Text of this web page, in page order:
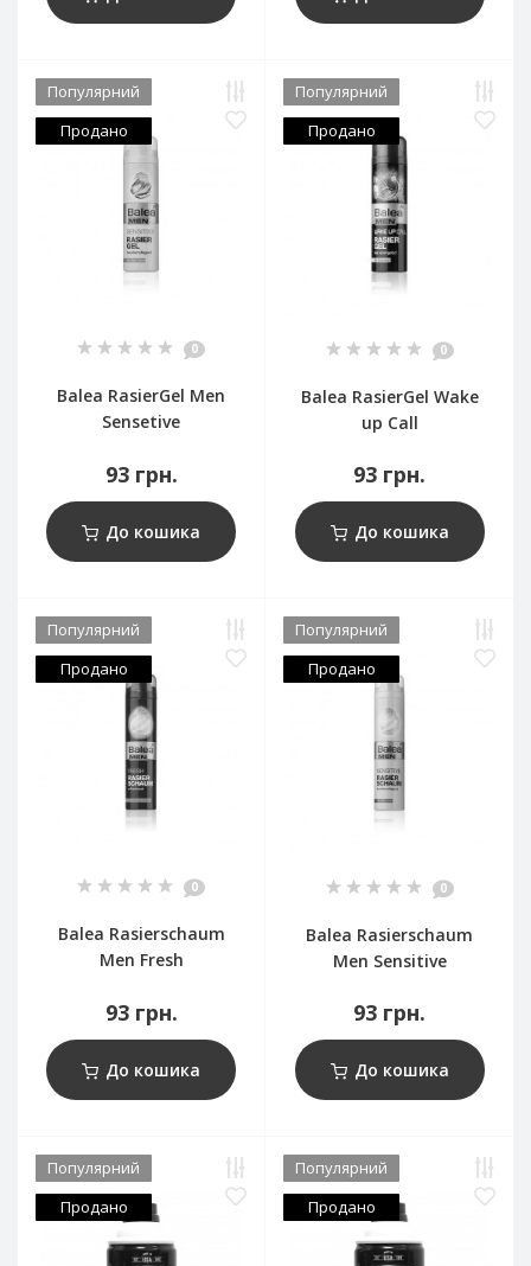
Популярний
Продано
0
Balea RasierGel Men
Sensetive
93 грн.
До кошика
Популярний
Продано
0
Balea RasierGel Wake
up Call
93 грн.
До кошика
Популярний
Продано
0
Balea Rasierschaum
Men Fresh
93 грн.
До кошика
Популярний
Продано
0
Balea Rasierschaum
Men Sensitive
93 грн.
До кошика
Популярний
Продано
Популярний
Продано